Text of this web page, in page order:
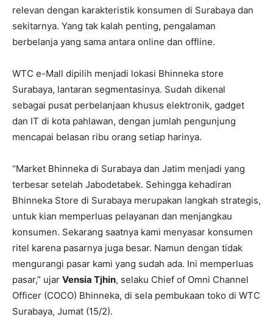
relevan dengan karakteristik konsumen di Surabaya dan
sekitarnya. Yang tak kalah penting, pengalaman
berbelanja yang sama antara online dan offline.
WTC e-Mall dipilih menjadi lokasi Bhinneka store
Surabaya, lantaran segmentasinya. Sudah dikenal
sebagai pusat perbelanjaan khusus elektronik, gadget
dan IT di kota pahlawan, dengan jumlah pengunjung
mencapai belasan ribu orang setiap harinya.
“Market Bhinneka di Surabaya dan Jatim menjadi yang
terbesar setelah Jabodetabek. Sehingga kehadiran
Bhinneka Store di Surabaya merupakan langkah strategis,
untuk kian memperluas pelayanan dan menjangkau
konsumen. Sekarang saatnya kami menyasar konsumen
ritel karena pasarnya juga besar. Namun dengan tidak
mengurangi pasar kami yang sudah ada. Ini memperluas
pasar,” ujar Vensia Tjhin, selaku Chief of Omni Channel
Officer (COCO) Bhinneka, di sela pembukaan toko di WTC
Surabaya, Jumat (15/2).